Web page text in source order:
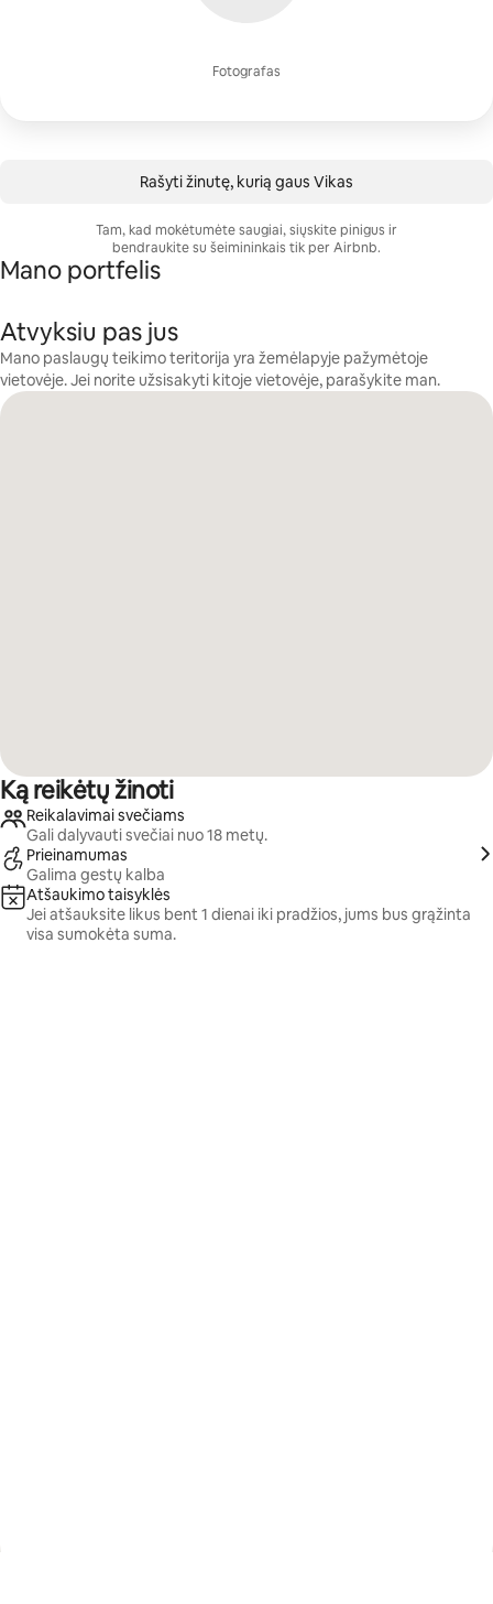
Fotografas
Rašyti žinutę, kurią gaus Vikas
Tam, kad mokėtumėte saugiai, siųskite pinigus ir
bendraukite su šeimininkais tik per Airbnb.
Mano portfelis
Atvyksiu pas jus
Mano paslaugų teikimo teritorija yra žemėlapyje pažymėtoje
vietovėje. Jei norite užsisakyti kitoje vietovėje, parašykite man.
Ką reikėtų žinoti
Reikalavimai svečiams
Gali dalyvauti svečiai nuo 18 metų.
Prieinamumas
Galima gestų kalba
Atšaukimo taisyklės
Jei atšauksite likus bent 1 dienai iki pradžios, jums bus grąžinta
visa sumokėta suma.